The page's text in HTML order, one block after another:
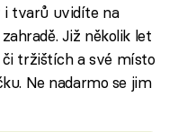
tvarů uvidíte na
Již několik let
tržištích a své místo
Ne nadarmo se jim